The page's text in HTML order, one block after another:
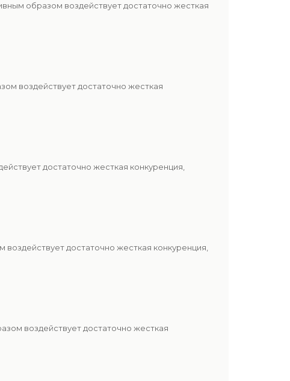
образом воздействует достаточно жесткая
воздействует достаточно жесткая
достаточно жесткая конкуренция,
достаточно жесткая конкуренция,
воздействует достаточно жесткая